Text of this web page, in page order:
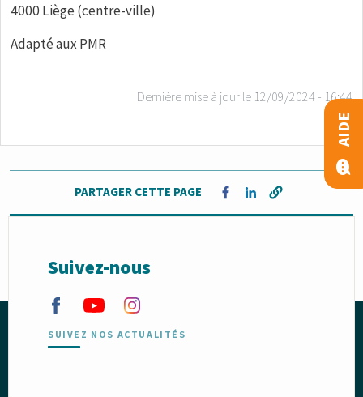
4000 Liège (centre-ville)
Adapté aux PMR
Dernière mise à jour le 12/09/2024 - 16:44
PARTAGER CETTE PAGE
Opens in a new window
Opens in a new
Suivez-nous
SUIVEZ NOS ACTUALITÉS
AIDE